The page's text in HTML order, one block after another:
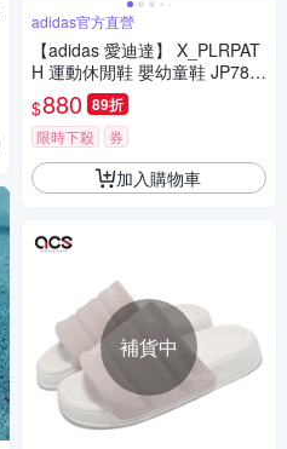
adidas官方直營
【adidas 愛迪達】 X_PLRPAT
H 運動休閒鞋 嬰幼童鞋 JP780
$880 89折
限時下殺 券
加入購物車
補貨中